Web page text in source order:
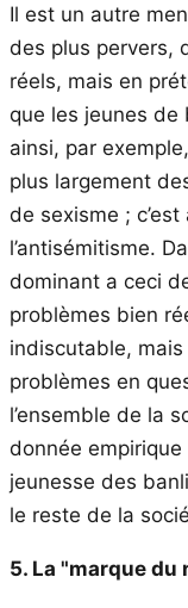
Il est un autre
des plus pervers,
réels, mais en
que les jeunes de
ainsi, par
plus largement
de sexisme ;
l’antisémitisme.
dominant a ceci
problèmes bien
indiscutable, mais
problèmes en
l’ensemble de la
donnée empirique
jeunesse des
le reste de la
5. La "marque du